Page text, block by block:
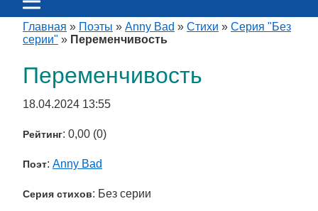
Главная » Поэты » Anny Bad » Стихи » Серия "Без
серии" » Переменчивость
Переменчивость
18.04.2024 13:55
Рейтинг: 0,00 (0)
Поэт: Anny Bad
Серия стихов: Без серии